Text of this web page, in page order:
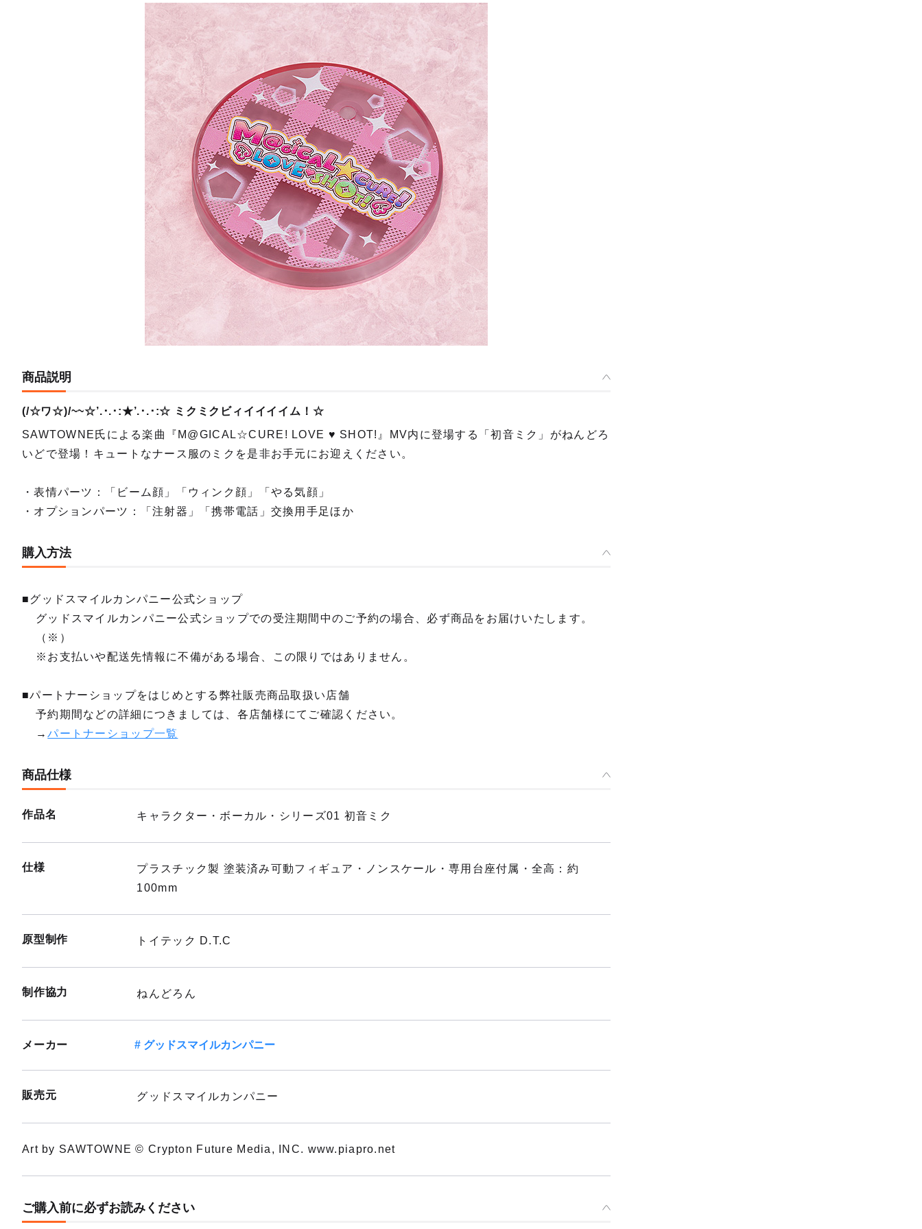
商品説明
(/☆ワ☆)/~~☆’.･.･:★’.･.･:☆ ミクミクビィイイイイム！☆
SAWTOWNE氏による楽曲『M@GICAL☆CURE! LOVE ♥ SHOT!』MV内に登場する「初音ミク」がねんどろ
いどで登場！キュートなナース服のミクを是非お手元にお迎えください。
・表情パーツ：「ビーム顔」「ウィンク顔」「やる気顔」
・オプションパーツ：「注射器」「携帯電話」交換用手足ほか
購入方法
■グッドスマイルカンパニー公式ショップ
グッドスマイルカンパニー公式ショップでの受注期間中のご予約の場合、必ず商品をお届けいたします。
（※）
※お支払いや配送先情報に不備がある場合、この限りではありません。
■パートナーショップをはじめとする弊社販売商品取扱い店舗
予約期間などの詳細につきましては、各店舗様にてご確認ください。
→パートナーショップ一覧
商品仕様
作品名 キャラクター・ボーカル・シリーズ01 初音ミク
仕様
プラスチック製 塗装済み可動フィギュア・ノンスケール・専用台座付属・全高：約
100mm
原型制作 トイテック D.T.C
制作協力 ねんどろん
メーカー グッドスマイルカンパニー
販売元 グッドスマイルカンパニー
Art by SAWTOWNE © Crypton Future Media, INC. www.piapro.net
ご購入前に必ずお読みください